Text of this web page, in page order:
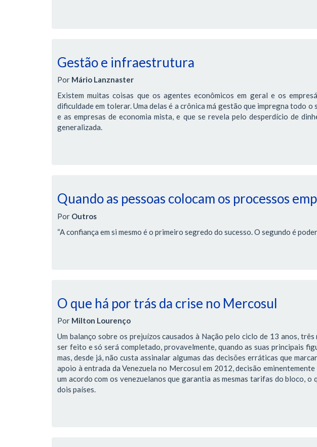
Gestão e infraestrutura
Por Mário Lanznaster
Existem muitas coisas que os agentes econômicos em geral e os
dificuldade em tolerar. Uma delas é a crônica má gestão que impregna todo
e as empresas de economia mista, e que se revela pelo desperdício de
generalizada.
Quando as pessoas colocam os processos
Por Outros
“A confiança em si mesmo é o primeiro segredo do sucesso. O segundo é
O que há por trás da crise no Mercosul
Por Milton Lourenço
Um balanço sobre os prejuízos causados à Nação pelo ciclo de 13 anos,
ser feito e só será completado, provavelmente, quando as suas principais
mas, desde já, não custa assinalar algumas das decisões erráticas que
apoio à entrada da Venezuela no Mercosul em 2012, decisão
um acordo com os venezuelanos que garantia as mesmas tarifas do bloco,
dois países.